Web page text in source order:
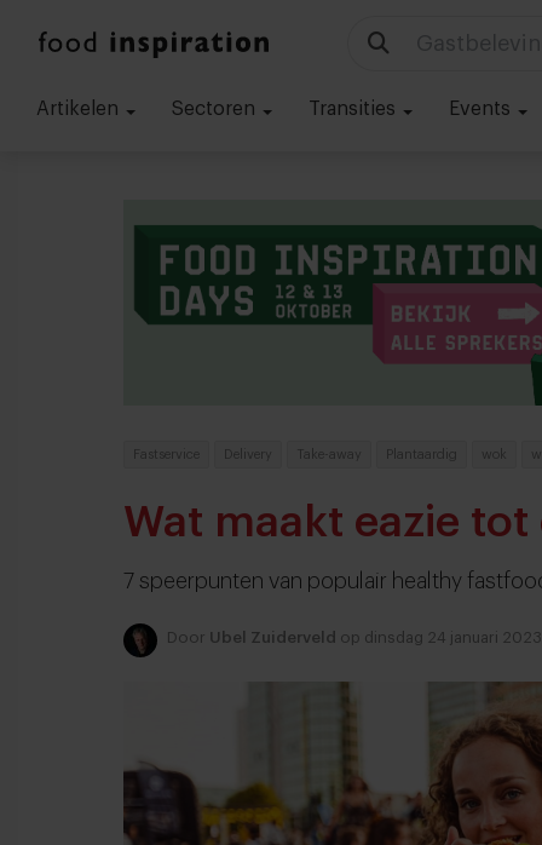
Artikelen Sectoren Transities Events
Fastservice Delivery Take-away Plantaardig wok
Wat maakt eazie tot
7 speerpunten van populair healthy
Door Ubel Zuiderveld op dinsdag 24 januari 2023